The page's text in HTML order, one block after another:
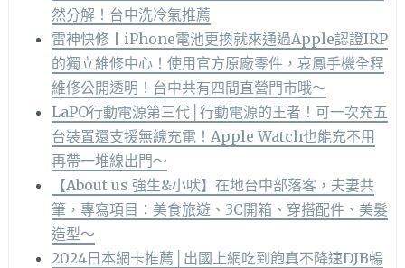
然分解！台中洗冷氣推薦
雷神快修 | iPhone電池更換就來通過Apple認證IRP
的獨立維修中心！使用官方原廠零件，哀鳳手機全程
維修公開透明！台中共有四間直營門市哦～
LaPO行動電源第三代│行動電源的王者！可一次充五
台裝置還支援無線充電！Apple Watch也能充不用
再帶一堆線出門～
【About us 強生&小吠】在地台中部落客，夫妻共
筆，專寫項目：美食旅遊、3C開箱、穿搭配件、美髮
造型～
2024日本網卡推薦│出國上網吃到飽真不降速DJB暢